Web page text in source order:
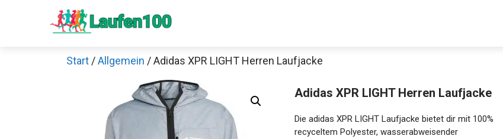
Start /Allgemein / Adidas XPR LIGHT Herren Laufjacke
Adidas XPR LIGHT Herren Laufjacke
Die adidas XPR LIGHT Laufjacke bietet dir mit 100%
recyceltem Polyester, wasserabweisender